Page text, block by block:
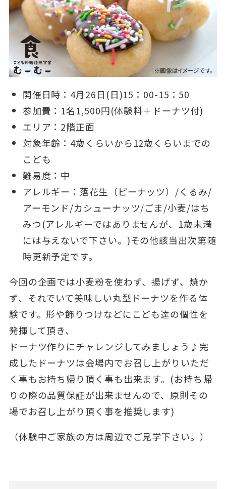
開催日時：4月26日(日)15：00-15：50
参加費：1名1,500円(体験料＋ドーナツ付)
エリア：2階正面
対象年齢：4歳くらいから12歳くらいまでの
こども
難易度：中
アレルギー：落花生（ピーナッツ）/くるみ/
アーモンド/カシューナッツ/ごま/小麦/はち
みつ(アレルギーではありませんが、1歳未満
には与えないで下さい。)その他該当出次第随
時更新予定です。
今回の企画では小麦粉を使わず、揚げず、焼か
ず、それでいて美味しい丸型ドーナツを作る体
験です。形や飾りつけなどにこども達の個性を
発揮して頂き、
ドーナツ作りにチャレンジしてみましょう♪完
成したドーナツは会場内でお召し上がりいただ
く事もお持ち帰り頂く事も出来ます。(お持ち帰
りの際の品質保証が出来ませんので、原則その
場でお召し上がり頂く事を推奨します)
（体験中ご家族の方は周辺でご見学下さい。）